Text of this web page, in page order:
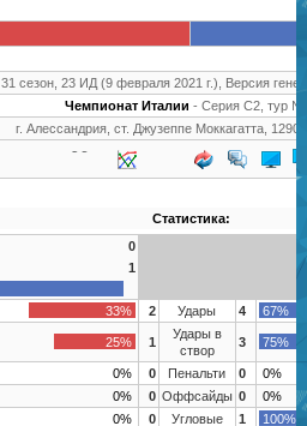
31 сезон, 23 ИД (9 февраля 2021 г.), Версия
Чемпионат Италии - Серия C2, тур
г. Алессандрия, ст. Джузеппе Моккагатта,
Статистика:
0
1
33%
2 Удары 4 67%
25% 1
Удары в
створ
3 75%
0% 0 Пенальти 0
0%
0%
0 Оффсайды 0
0%
0%
0 Угловые 1
100%